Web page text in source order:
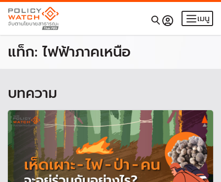
เมนู
แท็ก:ไฟฟ้าภาคเหนือ
บทความ